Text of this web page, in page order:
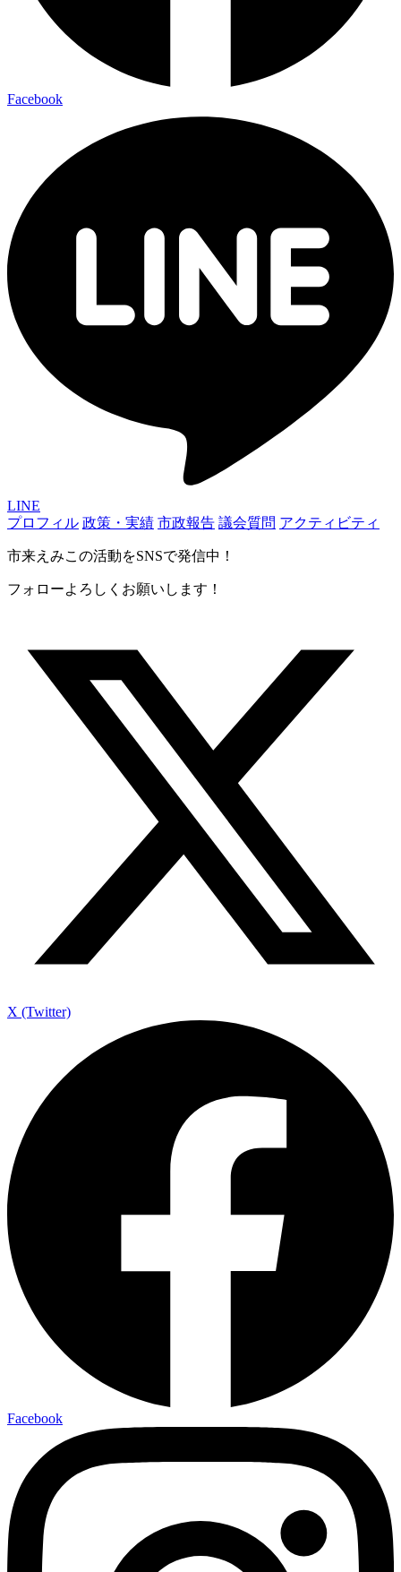
Facebook
LINE
プロフィル 政策・実績 市政報告 議会質問 アクティビティ
市来えみこの活動をSNSで発信中！
フォローよろしくお願いします！
X (Twitter)
Facebook